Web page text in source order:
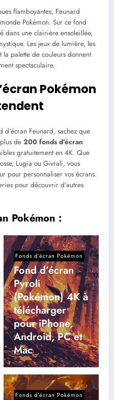
flamboyantes, Feunard
Pokémon. Sur ce fond
dans une clairière ensoleillée,
Les jeux de lumière, les
palette de couleurs donnent
spectaculaire.
Pokémon
d’écran Feunard, sachez que
de 200 fonds d’écran
gratuitement en 4K. Que
Lugia ou Givrali, vous
pour personnaliser vos écrans.
pour découvrir d’autres
Pokémon :
Fonds d’écran Pokémon
Fond d’écran
Pyroli
(Pokémon) 4K à
télécharger
pour iPhone,
Android, PC et
Mac
Fonds d’écran Pokémon